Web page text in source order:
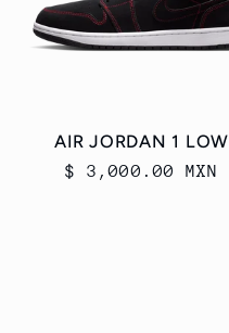
AIR JORDAN 1 LOW
Precio
$ 3,000.00 MXN